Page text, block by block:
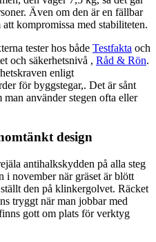
Även om den är en fällbar
kompromissa med stabiliteten.
tester hos både Testfakta och
och säkerhetsnivå , Råd & Rön.
enligt
för byggstegar,. Det är sånt
använder stegen ofta eller
design
antihalkskydden på alla steg
i november när gräset är blött
den på klinkergolvet. Räcket
tryggt när man jobbar med
gott om plats för verktyg